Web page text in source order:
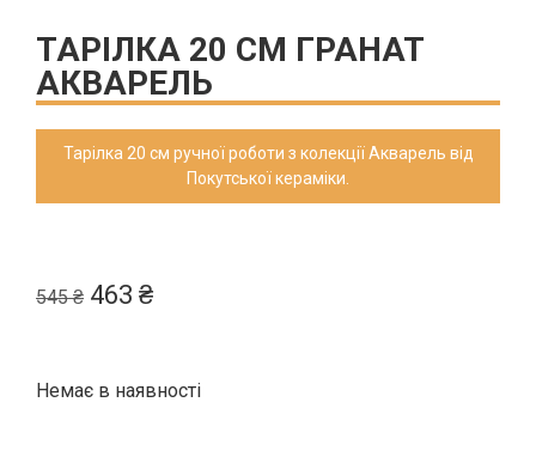
ТАРІЛКА 20 СМ ГРАНАТ
АКВАРЕЛЬ
Тарілка 20 см ручної роботи з колекції Акварель від
Покутської кераміки.
545₴ 463 ₴
Немає в наявності